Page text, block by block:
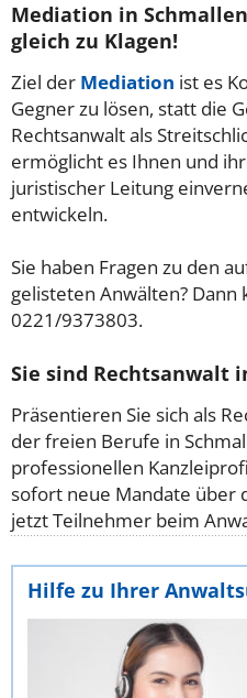
Mediation in
gleich zu Klagen!
Ziel der Mediation ist es
Gegner zu lösen, statt die
Rechtsanwalt als
ermöglicht es Ihnen und
juristischer Leitung
entwickeln.
Sie haben Fragen zu den
gelisteten Anwälten?
0221/9373803.
Sie sind Rechtsanwalt
Präsentieren Sie sich als
der freien Berufe in
professionellen
sofort neue Mandate über
jetzt Teilnehmer beim
Hilfe zu Ihrer